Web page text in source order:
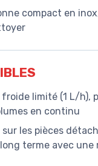
compact en
froide limité (1 L/h),
en continu
les pièces
terme avec une